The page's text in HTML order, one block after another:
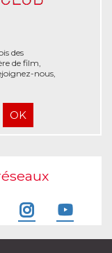
des
de film,
nous,